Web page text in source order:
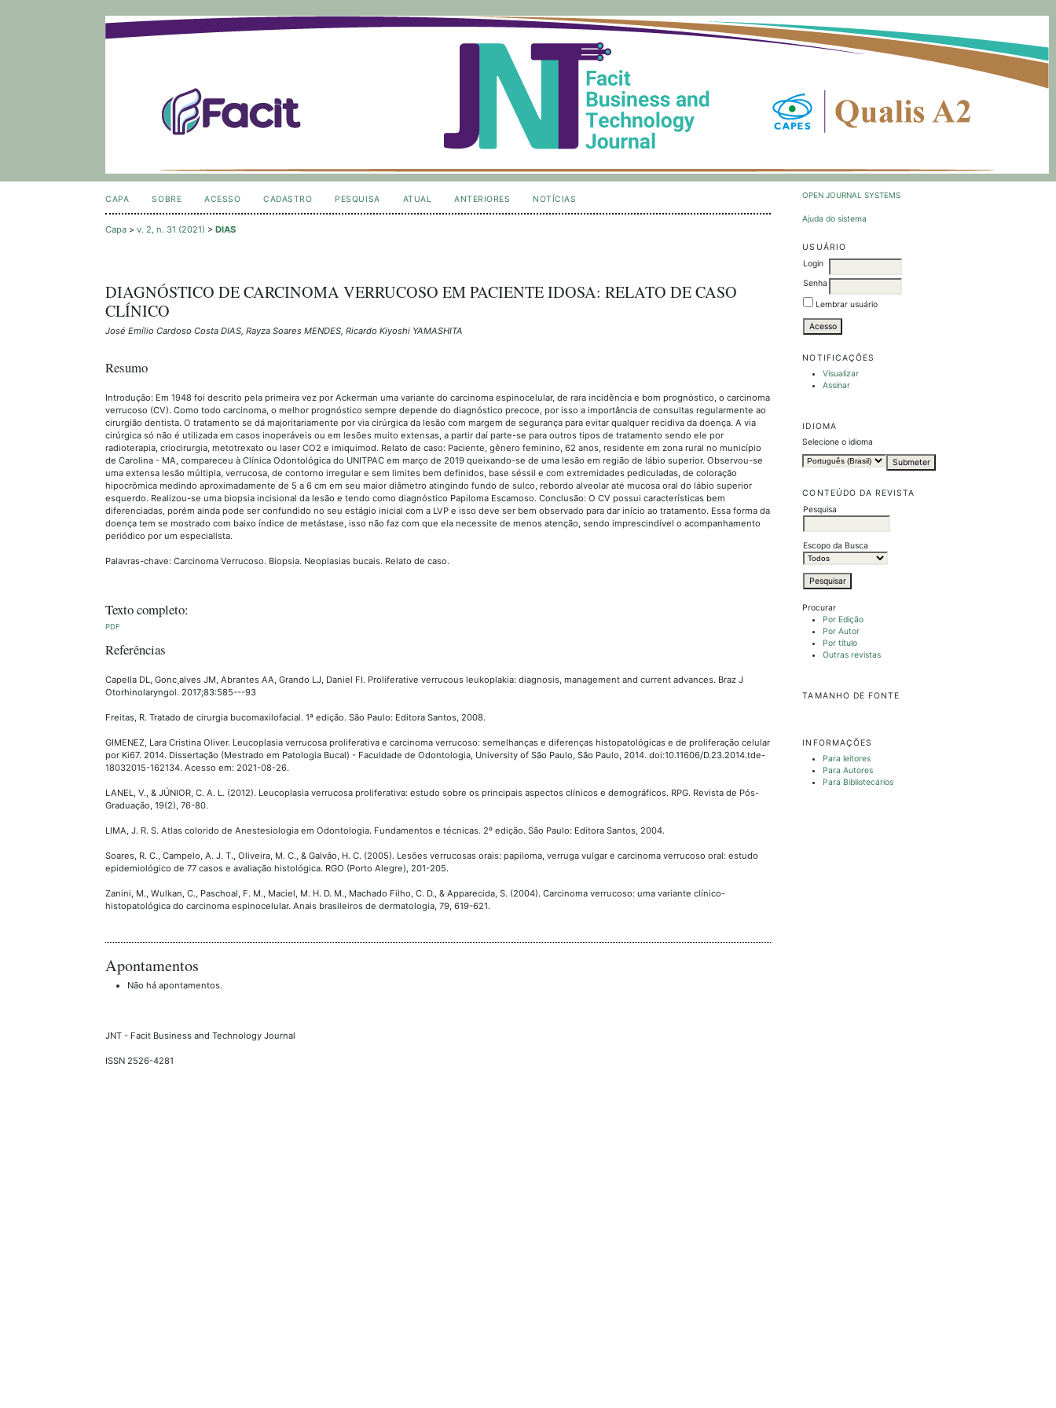
OPEN JOURNAL SYSTEMS
Ajuda do sistema
USUÁRIO
Login
Senha
Lembrar usuário
NOTIFICAÇÕES
Visualizar
Assinar
IDIOMA
Selecione o idioma
CONTEÚDO DA REVISTA
Pesquisa
Escopo da Busca
Procurar
Por Edição
Por Autor
Por título
Outras revistas
TAMANHO DE FONTE
INFORMAÇÕES
Para leitores
Para Autores
Para Bibliotecários
CAPA SOBRE ACESSO CADASTRO PESQUISA ATUAL ANTERIORES NOTÍCIAS
Capa >v. 2, n. 31 (2021) >DIAS
DIAGNÓSTICO DE CARCINOMA VERRUCOSO EM PACIENTE IDOSA: RELATO DE CASO
CLÍNICO
José Emílio Cardoso Costa DIAS, Rayza Soares MENDES, Ricardo Kiyoshi YAMASHITA
Resumo
Introdução: Em 1948 foi descrito pela primeira vez por Ackerman uma variante do carcinoma espinocelular, de rara incidência e bom prognóstico, o carcinoma
verrucoso (CV). Como todo carcinoma, o melhor prognóstico sempre depende do diagnóstico precoce, por isso a importância de consultas regularmente ao
cirurgião dentista. O tratamento se dá majoritariamente por via cirúrgica da lesão com margem de segurança para evitar qualquer recidiva da doença. A via
cirúrgica só não é utilizada em casos inoperáveis ou em lesões muito extensas, a partir daí parte-se para outros tipos de tratamento sendo ele por
radioterapia, criocirurgia, metotrexato ou laser CO2 e imiquimod. Relato de caso: Paciente, gênero feminino, 62 anos, residente em zona rural no município
de Carolina - MA, compareceu à Clínica Odontológica do UNITPAC em março de 2019 queixando-se de uma lesão em região de lábio superior. Observou-se
uma extensa lesão múltipla, verrucosa, de contorno irregular e sem limites bem definidos, base séssil e com extremidades pediculadas, de coloração
hipocrômica medindo aproximadamente de 5 a 6 cm em seu maior diâmetro atingindo fundo de sulco, rebordo alveolar até mucosa oral do lábio superior
esquerdo. Realizou-se uma biopsia incisional da lesão e tendo como diagnóstico Papiloma Escamoso. Conclusão: O CV possui características bem
diferenciadas, porém ainda pode ser confundido no seu estágio inicial com a LVP e isso deve ser bem observado para dar início ao tratamento. Essa forma da
doença tem se mostrado com baixo índice de metástase, isso não faz com que ela necessite de menos atenção, sendo imprescindível o acompanhamento
periódico por um especialista.
Palavras-chave: Carcinoma Verrucoso. Biopsia. Neoplasias bucais. Relato de caso.
Texto completo:
PDF
Referências
Capella DL, Gonc¸alves JM, Abrantes AA, Grando LJ, Daniel FI. Proliferative verrucous leukoplakia: diagnosis, management and current advances. Braz J
Otorhinolaryngol. 2017;83:585---93
Freitas, R. Tratado de cirurgia bucomaxilofacial. 1ª edição. São Paulo: Editora Santos, 2008.
GIMENEZ, Lara Cristina Oliver. Leucoplasia verrucosa proliferativa e carcinoma verrucoso: semelhanças e diferenças histopatológicas e de proliferação celular
por Ki67. 2014. Dissertação (Mestrado em Patologia Bucal) - Faculdade de Odontologia, University of São Paulo, São Paulo, 2014. doi:10.11606/D.23.2014.tde-
18032015-162134. Acesso em: 2021-08-26.
LANEL, V., & JÚNIOR, C. A. L. (2012). Leucoplasia verrucosa proliferativa: estudo sobre os principais aspectos clínicos e demográficos. RPG. Revista de Pós-
Graduação, 19(2), 76-80.
LIMA, J. R. S. Atlas colorido de Anestesiologia em Odontologia. Fundamentos e técnicas. 2º edição. São Paulo: Editora Santos, 2004.
Soares, R. C., Campelo, A. J. T., Oliveira, M. C., & Galvão, H. C. (2005). Lesões verrucosas orais: papiloma, verruga vulgar e carcinoma verrucoso oral: estudo
epidemiológico de 77 casos e avaliação histológica. RGO (Porto Alegre), 201-205.
Zanini, M., Wulkan, C., Paschoal, F. M., Maciel, M. H. D. M., Machado Filho, C. D., & Apparecida, S. (2004). Carcinoma verrucoso: uma variante clínico-
histopatológica do carcinoma espinocelular. Anais brasileiros de dermatologia, 79, 619-621.
Apontamentos
Não há apontamentos.
JNT - Facit Business and Technology Journal
ISSN 2526-4281